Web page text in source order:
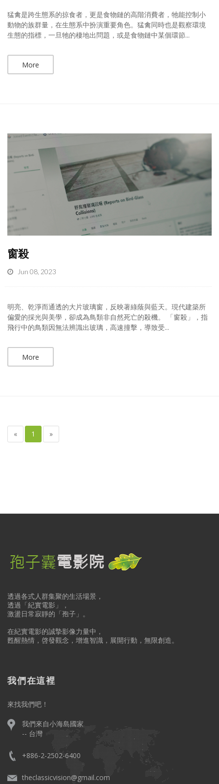
猛禽是跨生態系的掠食者，更是食物鏈的高階消費者，牠能控制小
動物的族群量，在生態系中扮演重要角色。猛禽同時也是觀察環境
生態的指標，一旦牠的棲地出問題，或是食物鏈中某個環節...
More
窗殺
Jun 08, 2023
明亮、乾淨而通透的大片玻璃窗，反映著綠蔭與藍天。現代建築所
偏愛的採光與美學，卻成為鳥類非自然死亡的殺機。 「窗殺」，指
飛行中的鳥類因無法辨識出玻璃，高速撞擊，導致受...
More
« 1 »
透過各式人群集聚的生活場景，
透過「紀實電影」，
激盪日常寂靜的「孢子」。
在紀實電影的誠摯影像力量中，
甦醒熱情，啓發觀念，增進智識，展開行動，無限創造。
我們在這裡
來找我們吧！
我們來自小海島國家
-- 台灣
+886-2-2502-6400
theclassicvision@gmail.com